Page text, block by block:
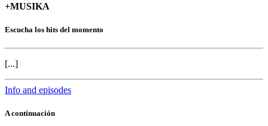
+MUSIKA
Escucha los hits del momento
[...]
Info and episodes
A continuación